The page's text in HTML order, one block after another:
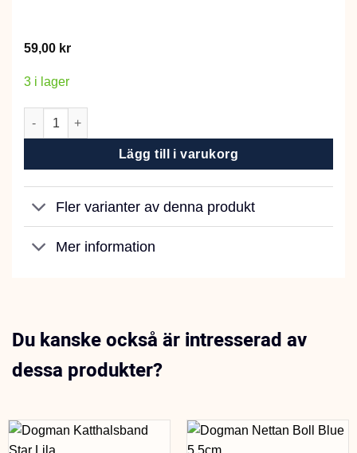
59,00 kr
3 i lager
Savic Kolfilter till Nestor mängd
Lägg till i varukorg
Fler varianter av denna produkt
Mer information
Du kanske också är intresserad av
dessa produkter?